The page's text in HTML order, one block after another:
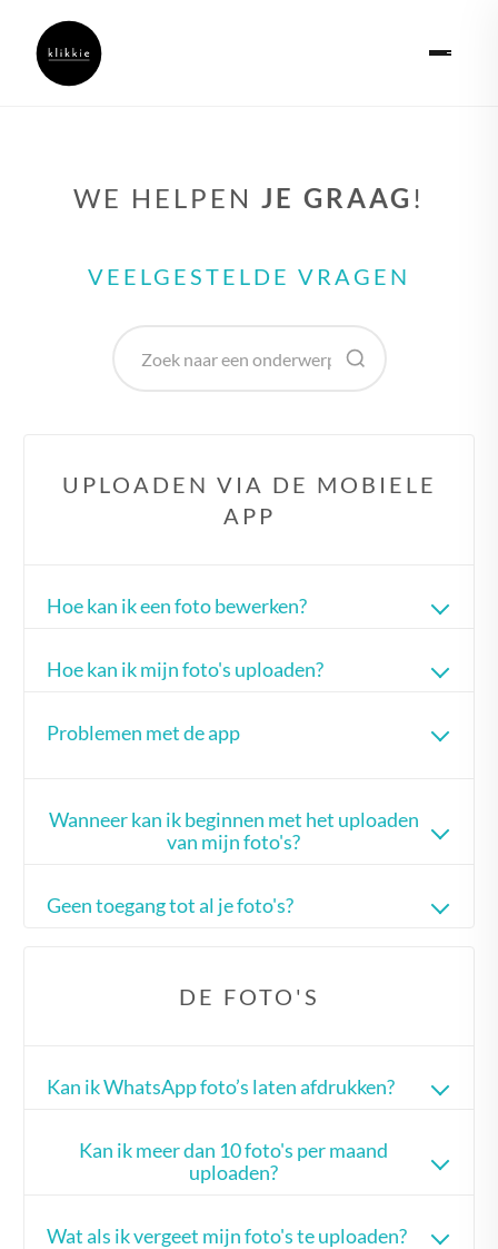
WE HELPEN JE GRAAG !
VEELGESTELDE VRAGEN
UPLOADEN VIA DE MOBIELE
APP
Hoe kan ik een foto bewerken?
Hoe kan ik mijn foto's uploaden?
Problemen met de app
Wanneer kan ik beginnen met het uploaden
van mijn foto's?
Geen toegang tot al je foto's?
DE FOTO'S
Kan ik WhatsApp foto’s laten afdrukken?
Kan ik meer dan 10 foto's per maand
uploaden?
Wat als ik vergeet mijn foto's te uploaden?